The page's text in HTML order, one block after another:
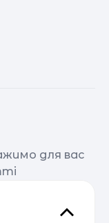
для вас